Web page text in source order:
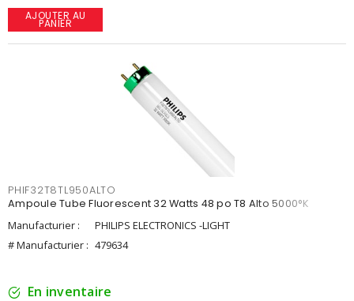
AJOUTER AU
PANIER
PHIF32T8TL950ALTO
Ampoule Tube Fluorescent 32 Watts 48 po T8 Alto 5000°K
Manufacturier :
PHILIPS ELECTRONICS -LIGHT
# Manufacturier : 479634
En inventaire